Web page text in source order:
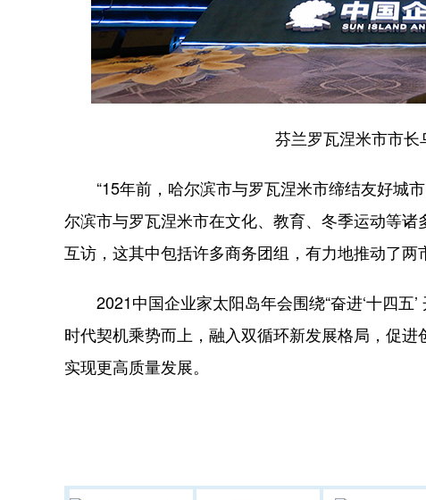
芬兰罗瓦涅米市市长
“15年前，哈尔滨市与罗瓦涅米市缔结友好城
尔滨市与罗瓦涅米市在文化、教育、冬季运动等
互访，这其中包括许多商务团组，有力地推动了两
2021中国企业家太阳岛年会围绕“奋进‘十四
时代契机乘势而上，融入双循环新发展格局，促进
实现更高质量发展。